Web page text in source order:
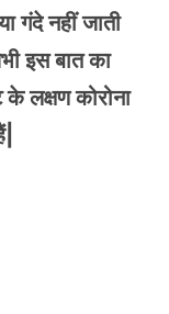
गंदे नहीं जाती
इस बात का
लक्षण कोरोना